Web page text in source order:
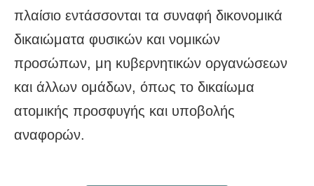
πλαίσιο εντάσσονται τα συναφή δικονομικά
δικαιώματα φυσικών και νομικών
προσώπων, μη κυβερνητικών οργανώσεων
και άλλων ομάδων, όπως το δικαίωμα
ατομικής προσφυγής και υποβολής
αναφορών.